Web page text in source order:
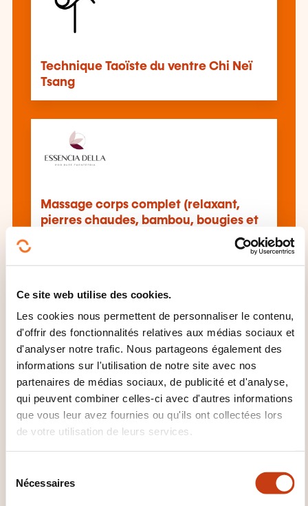
Ce site web utilise des cookies.
Les cookies nous permettent de personnaliser le contenu,
d'offrir des fonctionnalités relatives aux médias sociaux et
d'analyser notre trafic. Nous partageons également des
informations sur l'utilisation de notre site avec nos
partenaires de médias sociaux, de publicité et d'analyse,
qui peuvent combiner celles-ci avec d'autres informations
que vous leur avez fournies ou qu'ils ont collectées lors
de votre utilisation de leurs services.
Nécessaires
Technique Taoïste du ventre Chi Neï
Tsang
Massage corps complet (relaxant,
pierres chaudes, bambou, bougies et
Ces autres formations pourrait aussi vous
intéresser:
Aide-soignant Analyse médicale
Diététique
Droit malade
hospitalière
Homéopathie
hospitalière
Infirmier
Maintenance
biomédicale
Naturothérapie
Personnel
Qualité santé
Relation soin
Soin malade